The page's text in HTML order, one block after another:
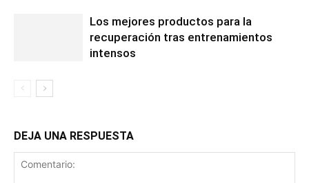
Los mejores productos para la
recuperación tras entrenamientos
intensos
DEJA UNA RESPUESTA